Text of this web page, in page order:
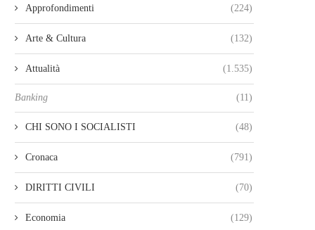
Approfondimenti (224)
Arte & Cultura (132)
Attualità (1.535)
Banking (11)
CHI SONO I SOCIALISTI (48)
Cronaca (791)
DIRITTI CIVILI (70)
Economia (129)